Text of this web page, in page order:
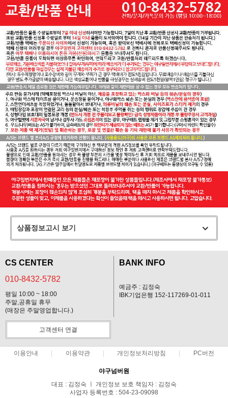
상품정보고시 보기
CS CENTER
010-8432-5782
평일 10:00 ~ 18:00
주말,공휴일 휴무
(매장은 주말영업합니다.)
BANK INFO
예금주 : 김정숙
IBK기업은행 152-117269-01-011
고객센터 연결
이용안내 이용약관 개인정보처리방침 PC버전
야구넘버원
대표 : 김정숙 ㅣ 개인정보 보호 책임자 : 김정숙
사업자 등록번호 : 504-23-09098